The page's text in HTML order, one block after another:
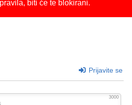
biti će te blokirani.
Prijavite se
3000